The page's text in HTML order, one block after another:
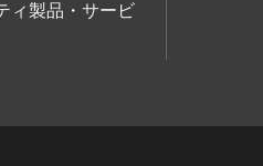
ィ製品・サービ